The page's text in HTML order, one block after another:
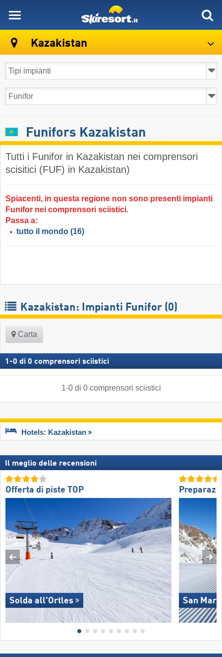
Kazakistan
Funifors Kazakistan
Tutti i Funifor in Kazakistan nei comprensori
scisitici (FUF) in Kazakistan)
Spiacenti, in questa regione non sono presenti impianti
Funifor nei comprensori sciistici.
Passa a:
tutto il mondo (16)
Kazakistan: Impianti Funifor (0)
Carta
1 -0 di 0 comprensori sciistici
1-0di 0 comprensori sciistici
Hotels: Kazakistan
Il meglio delle recensioni
Offerta di piste TOP
Solda all'Ortles San